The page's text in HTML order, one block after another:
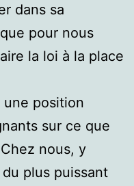
dans sa
pour nous
la loi à la place
une position
sur ce que
nous, y
plus puissant